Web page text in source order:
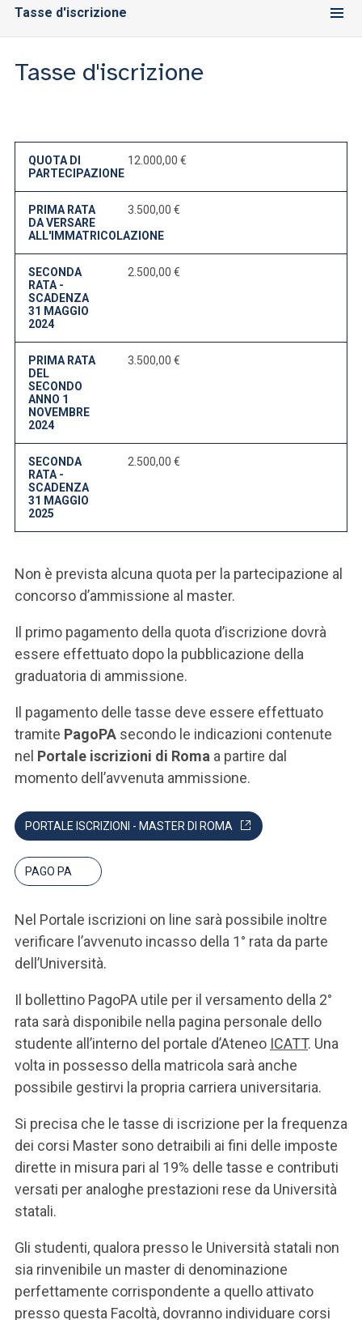
ACCEDI A CLOUDMAIL
Tasse d'iscrizione
Tasse d'iscrizione
QUOTA DI
PARTECIPAZIONE
12.000,00 €
PRIMA RATA
DA VERSARE
ALL'IMMATRICOLAZIONE
3.500,00 €
SECONDA
RATA -
SCADENZA
31 MAGGIO
2024
2.500,00 €
PRIMA RATA
DEL
SECONDO
ANNO 1
NOVEMBRE
2024
3.500,00 €
SECONDA
RATA -
SCADENZA
31 MAGGIO
2025
2.500,00 €
Non è prevista alcuna quota per la partecipazione al
concorso d’ammissione al master.
Il primo pagamento della quota d’iscrizione dovrà
essere effettuato dopo la pubblicazione della
graduatoria di ammissione.
Il pagamento delle tasse deve essere effettuato
tramite PagoPA secondo le indicazioni contenute
nel Portale iscrizioni di Roma a partire dal
momento dell’avvenuta ammissione.
PORTALE ISCRIZIONI - MASTER DI ROMA
PAGO PA
Nel Portale iscrizioni on line sarà possibile inoltre
verificare l’avvenuto incasso della 1° rata da parte
dell’Università.
Il bollettino PagoPA utile per il versamento della 2°
rata sarà disponibile nella pagina personale dello
studente all’interno del portale d’Ateneo ICATT. Una
volta in possesso della matricola sarà anche
possibile gestirvi la propria carriera universitaria.
Si precisa che le tasse di iscrizione per la frequenza
dei corsi Master sono detraibili ai fini delle imposte
dirette in misura pari al 19% delle tasse e contributi
versati per analoghe prestazioni rese da Università
statali.
Gli studenti, qualora presso le Università statali non
sia rinvenibile un master di denominazione
perfettamente corrispondente a quello attivato
presso questa Facoltà, dovranno individuare corsi